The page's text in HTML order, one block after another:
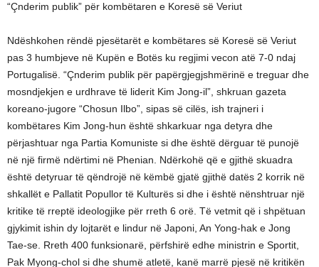
“Çnderim publik” për kombëtaren e Koresë së Veriut
Ndëshkohen rëndë pjesëtarët e kombëtares së Koresë së Veriut
pas 3 humbjeve në Kupën e Botës ku regjimi vecon atë 7-0 ndaj
Portugalisë. “Çnderim publik për papërgjegjshmërinë e treguar dhe
mosndjekjen e urdhrave të liderit Kim Jong-il”, shkruan gazeta
koreano-jugore “Chosun Ilbo”, sipas së cilës, ish trajneri i
kombëtares Kim Jong-hun është shkarkuar nga detyra dhe
përjashtuar nga Partia Komuniste si dhe është dërguar të punojë
në një firmë ndërtimi në Phenian. Ndërkohë që e gjithë skuadra
është detyruar të qëndrojë në këmbë gjatë gjithë datës 2 korrik në
shkallët e Pallatit Popullor të Kulturës si dhe i është nënshtruar një
kritike të rreptë ideologjike për rreth 6 orë. Të vetmit që i shpëtuan
gjykimit ishin dy lojtarët e lindur në Japoni, An Yong-hak e Jong
Tae-se. Rreth 400 funksionarë, përfshirë edhe ministrin e Sportit,
Pak Myong-chol si dhe shumë atletë, kanë marrë pjesë në kritikën